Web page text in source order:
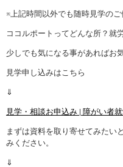
※上記時間以外でも随時見学のご
ココルポートってどんな所？就
少しでも気になる事があればお
見学申し込みはこちら
⇓
見学・相談お申込み | 障がい者
まずは資料を取り寄せてみたい
みください。
⇓